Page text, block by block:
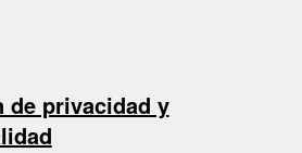
de privacidad y